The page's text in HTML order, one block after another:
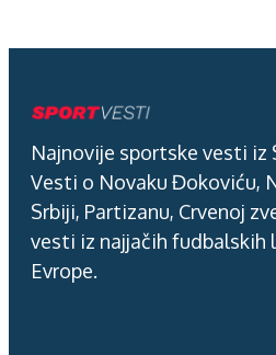
Najnovije sportske vesti iz
Vesti o Novaku Đokoviću,
Srbiji, Partizanu, Crvenoj
vesti iz najjačih fudbalskih
Evrope.